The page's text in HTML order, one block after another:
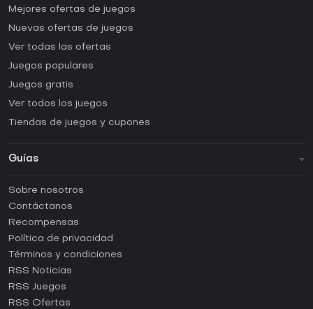
Mejores ofertas de juegos
Nuevas ofertas de juegos
Ver todas las ofertas
Juegos populares
Juegos gratis
Ver todos los juegos
Tiendas de juegos y cupones
Guías
Guías y tutoriales
¿Cómo activar una CD Key de Steam?
¿Cómo activar una CD Key de Epic Games?
¿Cómo activar una CD Key de GOG?
¿Cómo activar una CD Key de Ubisoft Connect?
¿Cómo activar una CD Key de EA App?
Sobre nosotros
Contáctanos
Recompensas
Política de privacidad
Términos y condiciones
RSS Noticias
RSS Juegos
RSS Ofertas